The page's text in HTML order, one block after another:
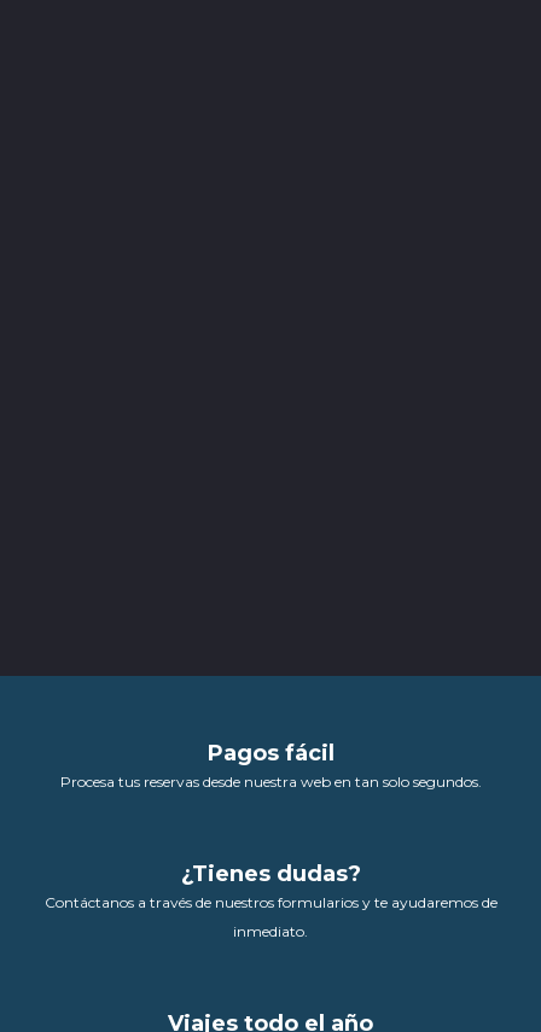
Pagos fácil
Procesa tus reservas desde nuestra web en tan solo segundos.
¿Tienes dudas?
Contáctanos a través de nuestros formularios y te ayudaremos de
inmediato.
Viajes todo el año